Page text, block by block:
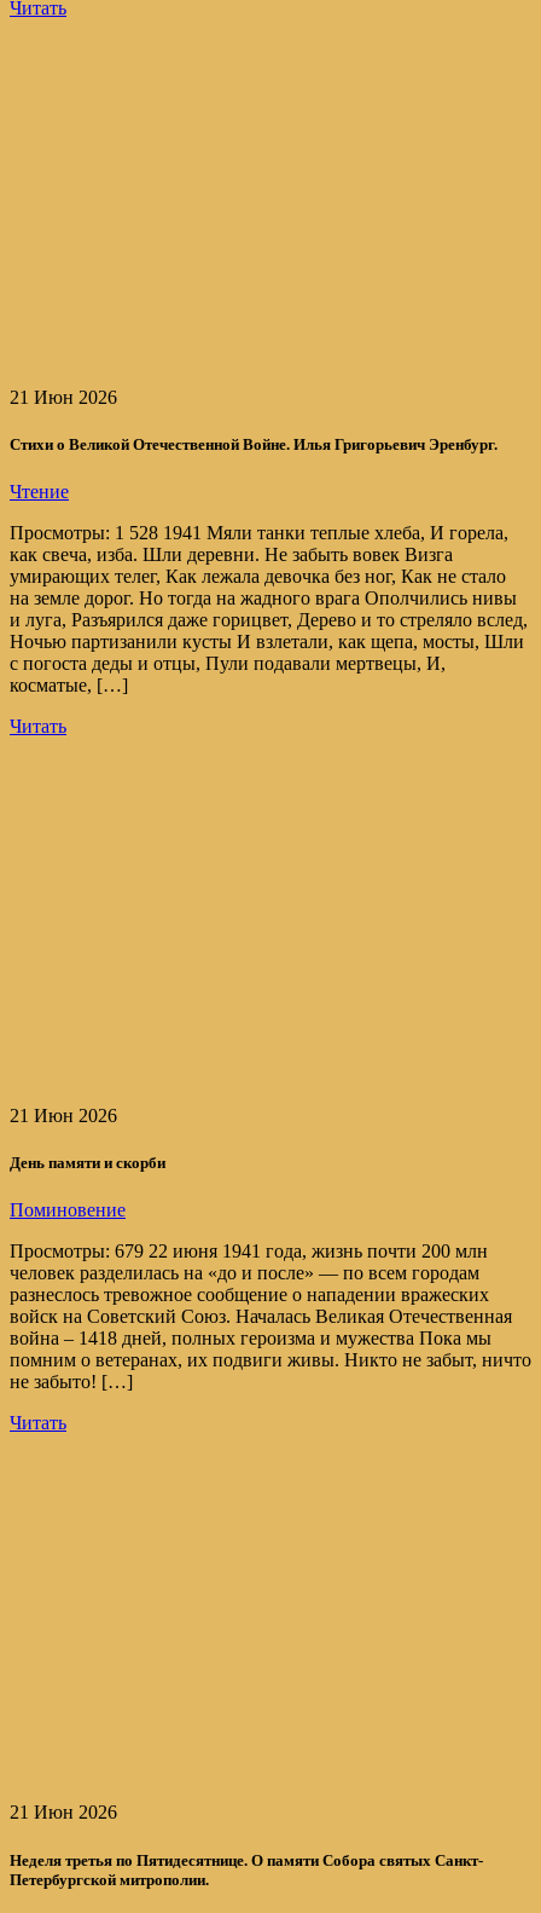
Читать
21 Июн 2026
Стихи о Великой Отечественной Войне. Илья Григорьевич Эренбург.
Чтение
Просмотры: 1 528 1941 Мяли танки теплые хлеба, И горела,
как свеча, изба. Шли деревни. Не забыть вовек Визга
умирающих телег, Как лежала девочка без ног, Как не стало
на земле дорог. Но тогда на жадного врага Ополчились нивы
и луга, Разъярился даже горицвет, Дерево и то стреляло вслед,
Ночью партизанили кусты И взлетали, как щепа, мосты, Шли
с погоста деды и отцы, Пули подавали мертвецы, И,
косматые, […]
Читать
21 Июн 2026
День памяти и скорби
Поминовение
Просмотры: 679 22 июня 1941 года, жизнь почти 200 млн
человек разделилась на «до и после» — по всем городам
разнеслось тревожное сообщение о нападении вражеских
войск на Советский Союз. Началась Великая Отечественная
война – 1418 дней, полных героизма и мужества Пока мы
помним о ветеранах, их подвиги живы. Никто не забыт, ничто
не забыто! […]
Читать
21 Июн 2026
Неделя третья по Пятидесятнице. О памяти Собора святых Санкт-
Петербургской митрополии.